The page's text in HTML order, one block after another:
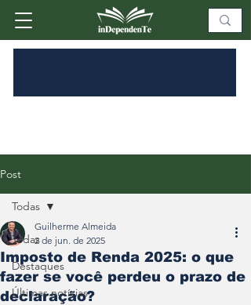
Post
Todas
Destaques
Últimas notícias
Todas
Imposto de Renda 2025: o que
fazer se você perdeu o prazo de
declaração?
Guilherme Almeida
2 de jun. de 2025